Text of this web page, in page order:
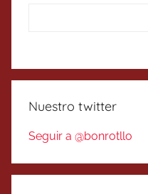
Nuestro twitter
Seguir a @bonrotllo